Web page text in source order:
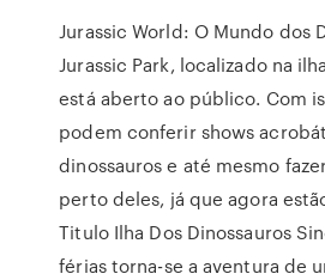
Jurassic World: O Mundo dos
Jurassic Park, localizado na
está aberto ao público. Com
podem conferir shows
dinossauros e até mesmo
perto deles, já que agora
Titulo Ilha Dos Dinossauros
férias torna-se a aventura de